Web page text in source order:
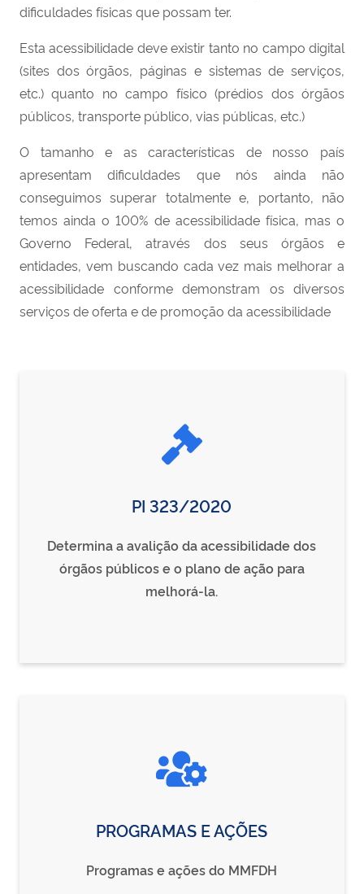
dificuldades físicas que possam ter.
Esta acessibilidade deve existir tanto no campo digital
(sites dos órgãos, páginas e sistemas de serviços,
etc.) quanto no campo físico (prédios dos órgãos
públicos, transporte público, vias públicas, etc.)
O tamanho e as características de nosso país
apresentam dificuldades que nós ainda não
conseguimos superar totalmente e, portanto, não
temos ainda o 100% de acessibilidade física, mas o
Governo Federal, através dos seus órgãos e
entidades, vem buscando cada vez mais melhorar a
acessibilidade conforme demonstram os diversos
serviços de oferta e de promoção da acessibilidade
PI 323/2020
Determina a avalição da acessibilidade dos
órgãos públicos e o plano de ação para
melhorá-la.
PROGRAMAS E AÇÕES
Programas e ações do MMFDH